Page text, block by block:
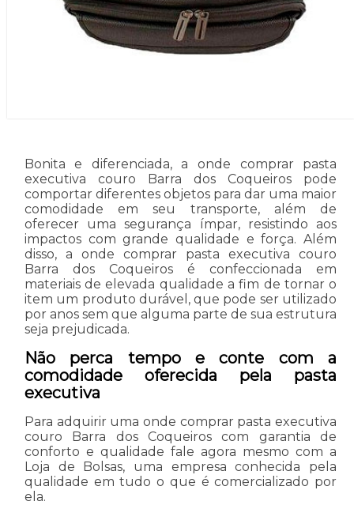
Bonita e diferenciada, a onde comprar pasta
executiva couro Barra dos Coqueiros pode
comportar diferentes objetos para dar uma maior
comodidade em seu transporte, além de
oferecer uma segurança ímpar, resistindo aos
impactos com grande qualidade e força. Além
disso, a onde comprar pasta executiva couro
Barra dos Coqueiros é confeccionada em
materiais de elevada qualidade a fim de tornar o
item um produto durável, que pode ser utilizado
por anos sem que alguma parte de sua estrutura
seja prejudicada.
Não perca tempo e conte com a
comodidade oferecida pela pasta
executiva
Para adquirir uma onde comprar pasta executiva
couro Barra dos Coqueiros com garantia de
conforto e qualidade fale agora mesmo com a
Loja de Bolsas, uma empresa conhecida pela
qualidade em tudo o que é comercializado por
ela.